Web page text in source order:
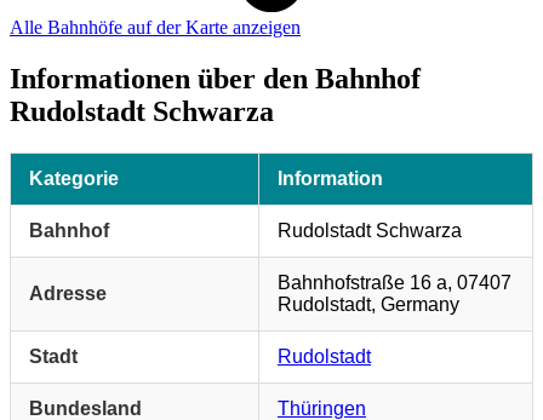
Alle Bahnhöfe auf der Karte anzeigen
Informationen über den Bahnhof
Rudolstadt Schwarza
Kategorie Information
Bahnhof Rudolstadt Schwarza
Adresse
Bahnhofstraße 16 a, 07407
Rudolstadt, Germany
Stadt Rudolstadt
Bundesland Thüringen